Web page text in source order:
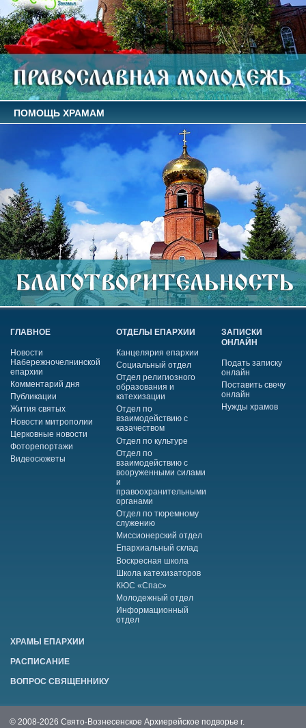
ПОМОЩЬ ХРАМАМ
ГЛАВНОЕ
Новости
Набережночелнинской
епархии
Комментарий дня
Публикации
Жития святых
Новости митрополии
Церковные новости
Фоторепортажи
Видеосюжеты
ОТДЕЛЫ ЕПАРХИИ
Канцелярия епархии
Социальный отдел
Отдел религиозного
образования и
катехизации
Отдел по
взаимодействию с
казачеством
Отдел по культуре
Отдел по
взаимодействию с
вооруженными силами
и
правоохранительными
органами
Отдел по тюремному
служению
Миссионерский отдел
Епархиальный склад
Воскресная школа
Школа катехизаторов
КЮС «Спас»
Молодежный отдел
Информационный
отдел
ЗАПИСКИ
ОНЛАЙН
Подать записку
онлайн
Поставить свечу
онлайн
Нужды храмов
ХРАМЫ ЕПАРХИИ
РАСПИСАНИЕ
ВОПРОС СВЯЩЕННИКУ
© 2008-2026 Свято-Вознесенское Архиерейское подворье г.